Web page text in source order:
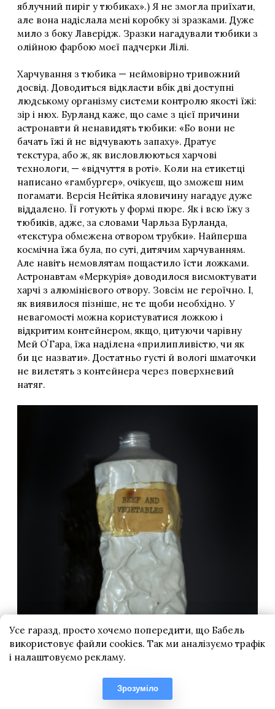
Усе гаразд, просто хочемо попередити, що Бабель
використовує файли cookies. Так ми аналізуємо трафік
і налаштовуємо рекламу.
Зрозуміло